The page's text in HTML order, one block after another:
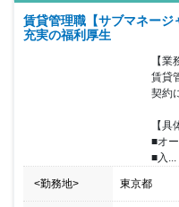
す。
賃貸管理職【サブマネー
充実の福利厚生
【業
賃貸
契約
【具
■オ
■入...
<勤務地> 東京都